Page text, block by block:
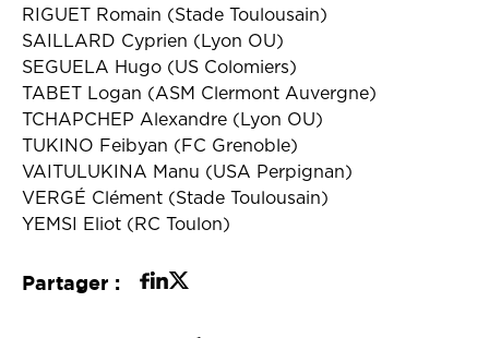
RIGUET Romain (Stade Toulousain)
SAILLARD Cyprien (Lyon OU)
SEGUELA Hugo (US Colomiers)
TABET Logan (ASM Clermont Auvergne)
TCHAPCHEP Alexandre (Lyon OU)
TUKINO Feibyan (FC Grenoble)
VAITULUKINA Manu (USA Perpignan)
VERGÉ Clément (Stade Toulousain)
YEMSI Eliot (RC Toulon)
Partager :